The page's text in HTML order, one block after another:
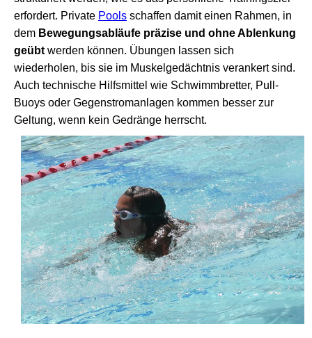
erfordert. Private Pools schaffen damit einen Rahmen, in
dem Bewegungsabläufe präzise und ohne Ablenkung
geübt werden können. Übungen lassen sich
wiederholen, bis sie im Muskelgedächtnis verankert sind.
Auch technische Hilfsmittel wie Schwimmbretter, Pull-
Buoys oder Gegenstromanlagen kommen besser zur
Geltung, wenn kein Gedränge herrscht.